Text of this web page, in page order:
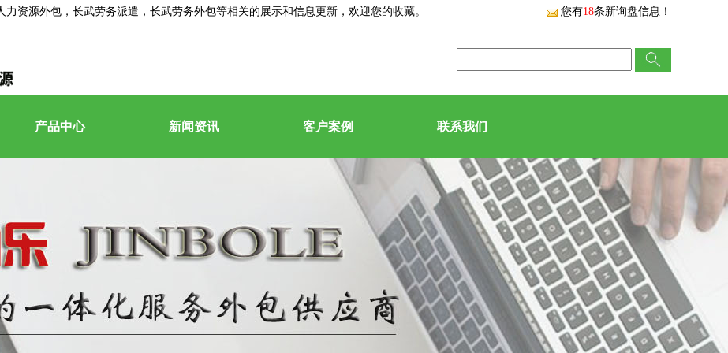
力资源外包 ，长武劳务派遣，长武劳务外包等相关的展示和信息更新，欢迎您的收藏。 您有18条新询盘信息！
产品中心 新闻资讯 客户案例 联系我们